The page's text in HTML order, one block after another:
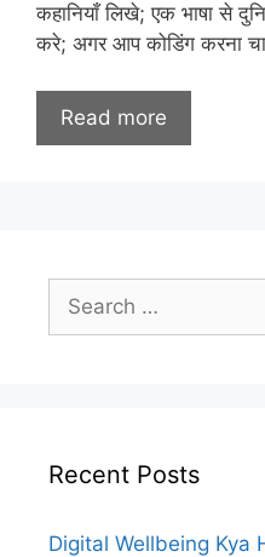
कहानियाँ लिखे; एक भाषा से
करे; अगर आप कोडिंग करना
Read more
for:
Recent Posts
Digital Wellbeing Kya